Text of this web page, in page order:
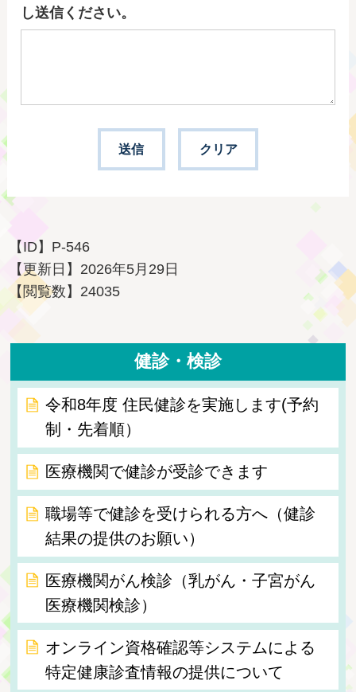
し送信ください。
【ID】 P-546
【更新日】 2026年5月29日
【閲覧数】 24035
健診・検診
令和8年度 住民健診を実施します(予約
制・先着順）
医療機関で健診が受診できます
職場等で健診を受けられる方へ（健診
結果の提供のお願い）
医療機関がん検診（乳がん・子宮がん
医療機関検診）
オンライン資格確認等システムによる
特定健康診査情報の提供について